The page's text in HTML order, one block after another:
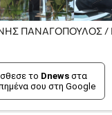
ΠΑΝΑΓΟΠΟΥΛΟΣ /
το Dnews στα
σου στη Google